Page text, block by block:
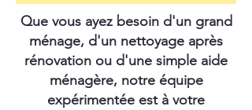
Que vous ayez besoin d'un grand
ménage, d'un nettoyage après
rénovation ou d'une simple aide
ménagère, notre équipe
expérimentée est à votre